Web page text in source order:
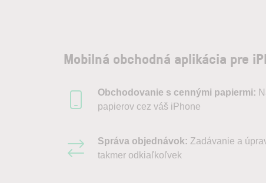
Mobilná obchodná aplikácia pre
Obchodovanie s cennými papiermi:
papierov cez váš iPhone
Správa objednávok: Zadávanie a
takmer odkiaľkoľvek